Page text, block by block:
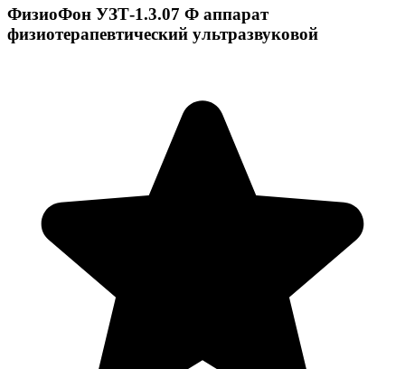
ФизиоФон УЗТ-1.3.07 Ф аппарат
физиотерапевтический ультразвуковой